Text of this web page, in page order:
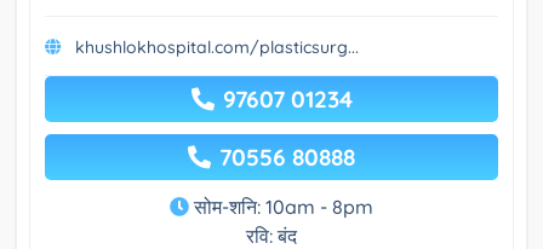
khushlokhospital.com/plasticsurg...
97607 01234
70556 80888
सोम-शनि: 10am - 8pm
रवि: बंद